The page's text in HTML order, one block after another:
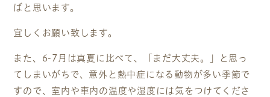
ばと思います。
宜しくお願い致します。
また、6-7月は真夏に比べて、「まだ大丈夫。」と思っ
てしまいがちで、意外と熱中症になる動物が多い季節で
すので、室内や車内の温度や湿度には気をつけてくださ